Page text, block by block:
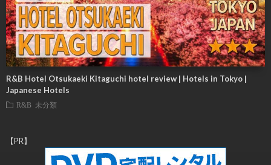
R&B Hotel Otsukaeki Kitaguchi hotel review | Hotels in Tokyo |
Japanese Hotels
R&B 未分類
【PR】